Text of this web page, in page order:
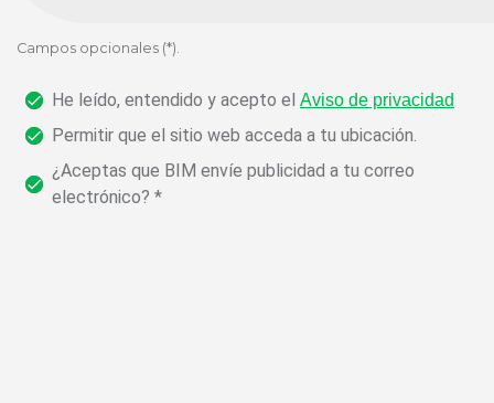
Campos opcionales (*).
He leído, entendido y acepto el Aviso de privacidad
Permitir que el sitio web acceda a tu ubicación.
¿Aceptas que BIM envíe publicidad a tu correo
electrónico? *